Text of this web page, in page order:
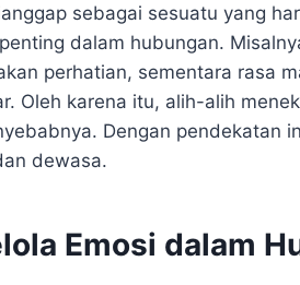
sebagai sesuatu yang
dalam hubungan.
perhatian, sementara rasa
Oleh karena itu, alih-alih
Dengan pendekatan
dewasa.
Emosi dalam